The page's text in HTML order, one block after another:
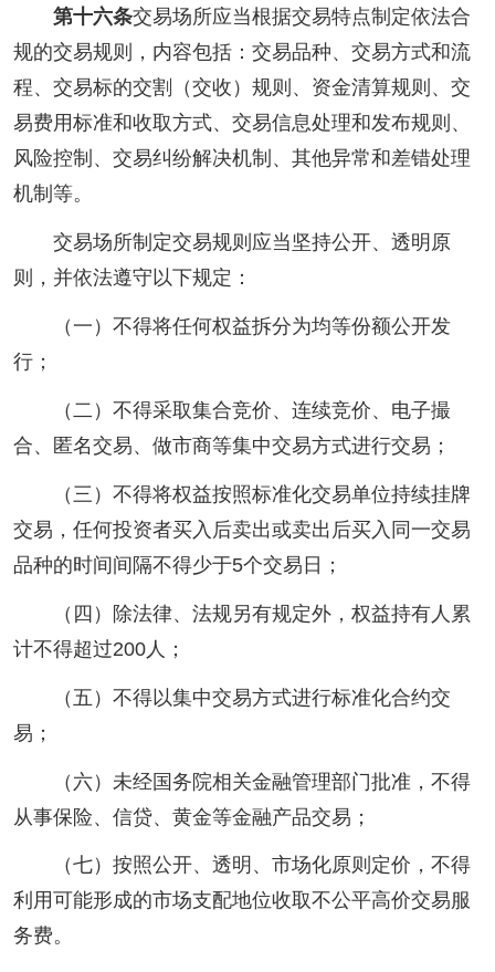
第十六条交易场所应当根据交易特点制定依法合
规的交易规则，内容包括：交易品种、交易方式和流
程、交易标的交割（交收）规则、资金清算规则、交
易费用标准和收取方式、交易信息处理和发布规则、
风险控制、交易纠纷解决机制、其他异常和差错处理
机制等。
交易场所制定交易规则应当坚持公开、透明原
则，并依法遵守以下规定：
（一）不得将任何权益拆分为均等份额公开发
行；
（二）不得采取集合竞价、连续竞价、电子撮
合、匿名交易、做市商等集中交易方式进行交易；
（三）不得将权益按照标准化交易单位持续挂牌
交易，任何投资者买入后卖出或卖出后买入同一交易
品种的时间间隔不得少于5个交易日；
（四）除法律、法规另有规定外，权益持有人累
计不得超过200人；
（五）不得以集中交易方式进行标准化合约交
易；
（六）未经国务院相关金融管理部门批准，不得
从事保险、信贷、黄金等金融产品交易；
（七）按照公开、透明、市场化原则定价，不得
利用可能形成的市场支配地位收取不公平高价交易服
务费。